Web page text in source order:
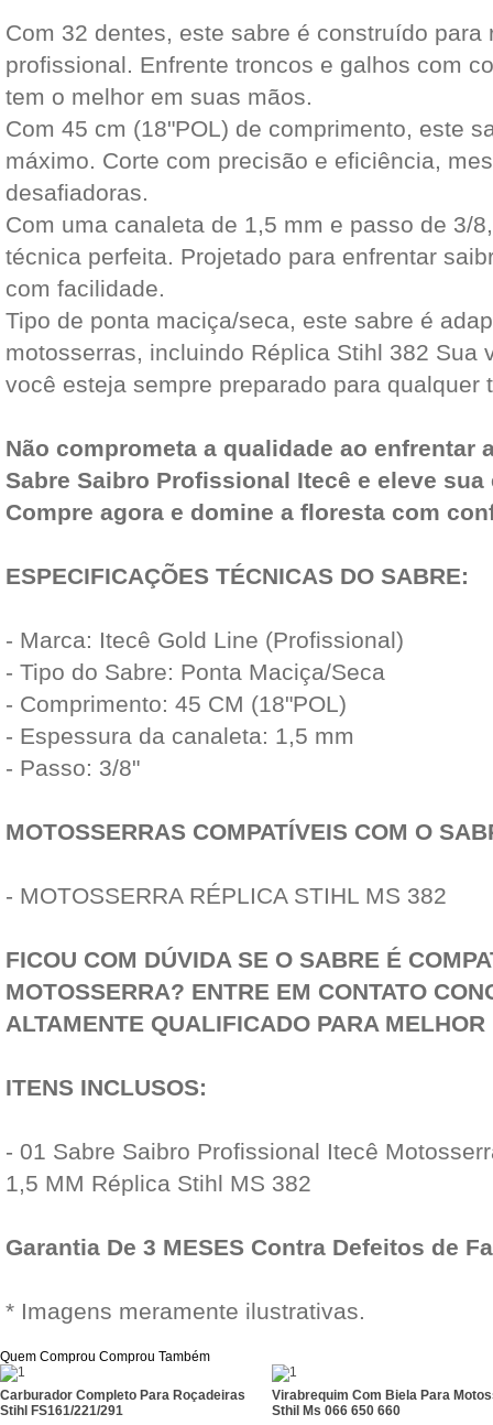
Com 32 dentes, este sabre é construído
profissional. Enfrente troncos e galhos com
tem o melhor em suas mãos.
Com 45 cm (18"POL) de comprimento, este
máximo. Corte com precisão e eficiência,
desafiadoras.
Com uma canaleta de 1,5 mm e passo de 3/
técnica perfeita. Projetado para enfrentar
com facilidade.
Tipo de ponta maciça/seca, este sabre é
motosserras, incluindo Réplica Stihl 382 Sua
você esteja sempre preparado para qualquer
Não comprometa a qualidade ao enfrentar
Sabre Saibro Profissional Itecê e eleve
Compre agora e domine a floresta com
ESPECIFICAÇÕES TÉCNICAS DO SABRE:
- Marca: Itecê Gold Line (Profissional)
- Tipo do Sabre: Ponta Maciça/Seca
- Comprimento: 45 CM (18"POL)
- Espessura da canaleta: 1,5 mm
- Passo: 3/8"
MOTOSSERRAS COMPATÍVEIS COM O
- MOTOSSERRA RÉPLICA STIHL MS 382
FICOU COM DÚVIDA SE O SABRE É
MOTOSSERRA? ENTRE EM CONTATO
ALTAMENTE QUALIFICADO PARA
ITENS INCLUSOS:
- 01 Sabre Saibro Profissional Itecê
1,5 MM Réplica Stihl MS 382
Garantia De 3 MESES Contra Defeitos de
* Imagens meramente ilustrativas.
Quem Comprou Comprou Também
Carburador Completo Para Roçadeiras
Stihl FS161/221/291
Virabrequim Com Biela Para
Sthil Ms 066 650 660